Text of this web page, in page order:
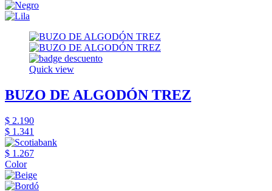
Quick view
BUZO DE ALGODÓN TREZ
$ 2.190
$ 1.341
$ 1.267
Color